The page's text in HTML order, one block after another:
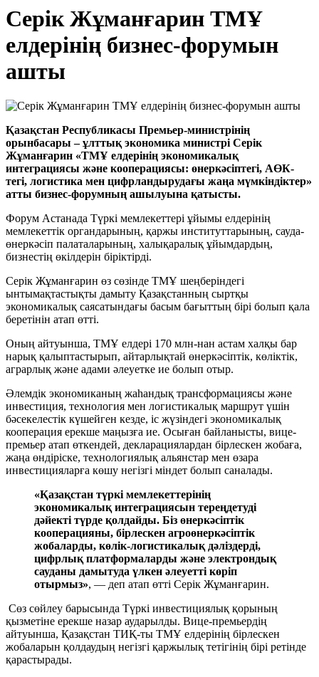
Серік Жұманғарин ТМҰ
елдерінің бизнес-форумын
ашты
Қазақстан Республикасы Премьер-министрінің
орынбасары – ұлттық экономика министрі Серік
Жұманғарин «ТМҰ елдерінің экономикалық
интеграциясы және кооперациясы: өнеркәсіптегі, АӨК-
тегі, логистика мен цифрландырудағы жаңа мүмкіндіктер»
атты бизнес-форумның ашылуына қатысты.
Форум Астанада Түркі мемлекеттері ұйымы елдерінің
мемлекеттік органдарының, қаржы институттарының, сауда-
өнеркәсіп палаталарының, халықаралық ұйымдардың,
бизнестің өкілдерін біріктірді.
Серік Жұманғарин өз сөзінде ТМҰ шеңберіндегі
ынтымақтастықты дамыту Қазақстанның сыртқы
экономикалық саясатындағы басым бағыттың бірі болып қала
беретінін атап өтті.
Оның айтуынша, ТМҰ елдері 170 млн-нан астам халқы бар
нарық қалыптастырып, айтарлықтай өнеркәсіптік, көліктік,
аграрлық және адами әлеуетке ие болып отыр.
Әлемдік экономиканың жаһандық трансформациясы және
инвестиция, технология мен логистикалық маршрут үшін
бәсекелестік күшейген кезде, іс жүзіндегі экономикалық
кооперация ерекше маңызға ие. Осыған байланысты, вице-
премьер атап өткендей, декларациялардан бірлескен жобаға,
жаңа өндіріске, технологиялық альянстар мен өзара
инвестицияларға көшу негізгі міндет болып саналады.
«Қазақстан түркі мемлекеттерінің
экономикалық интеграциясын тереңдетуді
дәйекті түрде қолдайды. Біз өнеркәсіптік
кооперацияны, бірлескен агроөнеркәсіптік
жобаларды, көлік-логистикалық дәліздерді,
цифрлық платформаларды және электрондық
сауданы дамытуда үлкен әлеуетті көріп
отырмыз», — деп атап өтті Серік Жұманғарин.
Сөз сөйлеу барысында Түркі инвестициялық қорының
қызметіне ерекше назар аударылды. Вице-премьердің
айтуынша, Қазақстан ТИҚ-ты ТМҰ елдерінің бірлескен
жобаларын қолдаудың негізгі қаржылық тетігінің бірі ретінде
қарастырады.